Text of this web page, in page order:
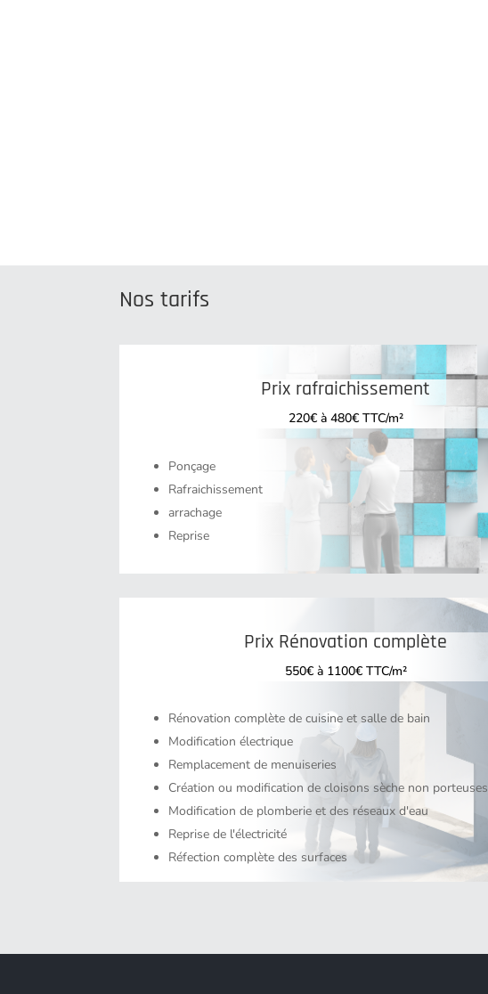
Nos tarifs
Prix rafraichissement
220€ à 480€ TTC/m²
Ponçage
Rafraichissement
arrachage
Reprise
Prix Rénovation complète
550€ à 1100€ TTC/m²
Rénovation complète de cuisine et salle de bain
Modification électrique
Remplacement de menuiseries
Création ou modification de cloisons sèche non porteuses
Modification de plomberie et des réseaux d'eau
Reprise de l'électricité
Réfection complète des surfaces